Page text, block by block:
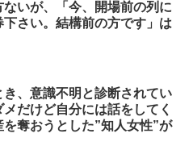
いが、「今、開場前の列に
さい。結構前の方です」は
、意識不明と診断されてい
だけど自分には話をしてく
奪おうとした”知人女性”が